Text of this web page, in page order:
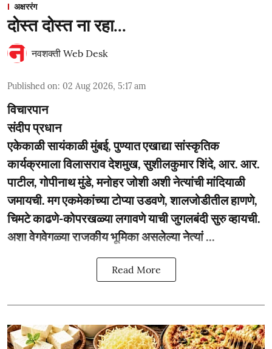
अक्षररंग
दोस्त दोस्त ना रहा...
नवशक्ती Web Desk
Published on: 02 Aug 2026, 5:17 am
विचारपान
संदीप प्रधान
एकेकाळी सायंकाळी मुंबई, पुण्यात एखाद्या सांस्कृतिक
कार्यक्रमाला विलासराव देशमुख, सुशीलकुमार शिंदे, आर. आर.
पाटील, गोपीनाथ मुंडे, मनोहर जोशी अशी नेत्यांची मांदियाळी
जमायची. मग एकमेकांच्या टोप्या उडवणे, शालजोडीतील हाणणे,
चिमटे काढणे-कोपरखळ्या लगावणे याची जुगलबंदी सुरु व्हायची.
अशा वेगवेगळ्या राजकीय भूमिका असलेल्या नेत्यां ...
Read More